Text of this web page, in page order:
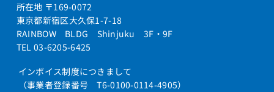
所在地 〒169-0072
東京都新宿区大久保1-7-18
RAINBOW BLDG Shinjuku 3F・9F
TEL 03-6205-6425
インボイス制度につきまして
（事業者登録番号 T6-0100-0114-4905）